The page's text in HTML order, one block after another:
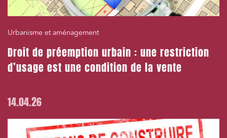
Urbanisme et aménagement
Droit de préemption urbain : une restriction
d’usage est une condition de la vente
14.04.26